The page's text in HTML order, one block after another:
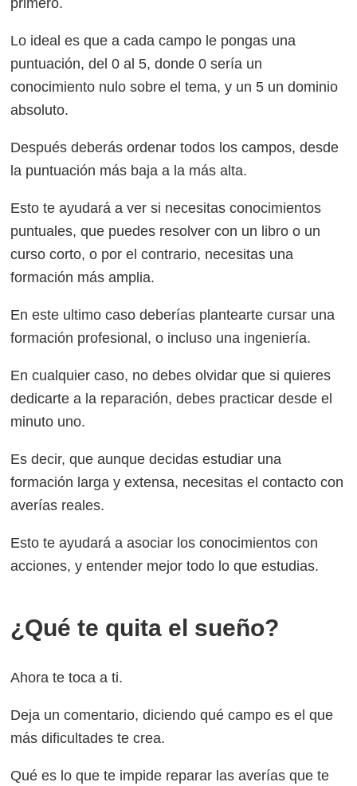
primero.
Lo ideal es que a cada campo le pongas una
puntuación, del 0 al 5, donde 0 sería un
conocimiento nulo sobre el tema, y un 5 un dominio
absoluto.
Después deberás ordenar todos los campos, desde
la puntuación más baja a la más alta.
Esto te ayudará a ver si necesitas conocimientos
puntuales, que puedes resolver con un libro o un
curso corto, o por el contrario, necesitas una
formación más amplia.
En este ultimo caso deberías plantearte cursar una
formación profesional, o incluso una ingeniería.
En cualquier caso, no debes olvidar que si quieres
dedicarte a la reparación, debes practicar desde el
minuto uno.
Es decir, que aunque decidas estudiar una
formación larga y extensa, necesitas el contacto con
averías reales.
Esto te ayudará a asociar los conocimientos con
acciones, y entender mejor todo lo que estudias.
¿Qué te quita el sueño?
Ahora te toca a ti.
Deja un comentario, diciendo qué campo es el que
más dificultades te crea.
Qué es lo que te impide reparar las averías que te